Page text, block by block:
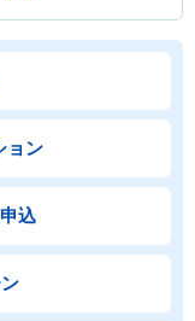
ョン
込